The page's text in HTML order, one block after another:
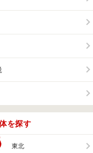
を探す
東北